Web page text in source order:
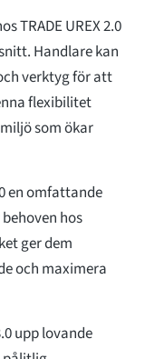
TRADE UREX 2.0
Handlare kan
verktyg för att
flexibilitet
som ökar
en omfattande
hos
ger dem
och maximera
upp lovande